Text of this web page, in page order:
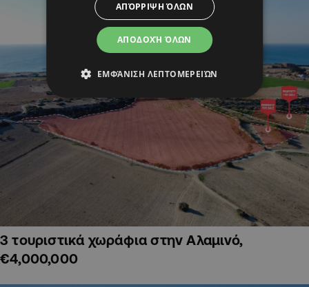
3 τουριστικά χωράφια στην Αλαμινό,
€4,000,000
ΑΠΟΔΟΧΉ ΌΛΩΝ
ΑΠΌΡΡΙΨΗ ΌΛΩΝ
ΕΜΦΆΝΙΣΗ ΛΕΠΤΟΜΕΡΕΙΏΝ